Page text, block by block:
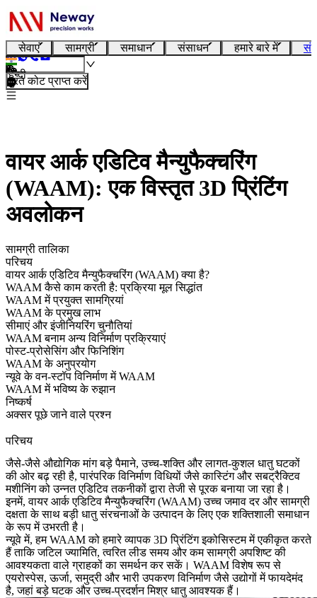
सेवाएं सामग्री समाधान संसाधन हमारे बारे में
हिन्दी
तुरंत कोट प्राप्त करें
वायर आर्क एडिटिव मैन्युफैक्चरिंग
(WAAM): एक विस्तृत 3D प्रिंटिंग
अवलोकन
सामग्री तालिका
परिचय
वायर आर्क एडिटिव मैन्युफैक्चरिंग (WAAM) क्या है?
WAAM कैसे काम करती है: प्रक्रिया मूल सिद्धांत
WAAM में प्रयुक्त सामग्रियां
WAAM के प्रमुख लाभ
सीमाएं और इंजीनियरिंग चुनौतियां
WAAM बनाम अन्य विनिर्माण प्रक्रियाएं
पोस्ट-प्रोसेसिंग और फिनिशिंग
WAAM के अनुप्रयोग
न्यूवे के वन-स्टॉप विनिर्माण में WAAM
WAAM में भविष्य के रुझान
निष्कर्ष
अक्सर पूछे जाने वाले प्रश्न
परिचय
जैसे-जैसे औद्योगिक मांग बड़े पैमाने, उच्च-शक्ति और लागत-कुशल धातु घटकों
की ओर बढ़ रही है, पारंपरिक विनिर्माण विधियों जैसे कास्टिंग और सबट्रैक्टिव
मशीनिंग को उन्नत एडिटिव तकनीकों द्वारा तेजी से पूरक बनाया जा रहा है।
इनमें, वायर आर्क एडिटिव मैन्युफैक्चरिंग (WAAM) उच्च जमाव दर और सामग्री
दक्षता के साथ बड़ी धातु संरचनाओं के उत्पादन के लिए एक शक्तिशाली समाधान
के रूप में उभरती है।
न्यूवे में, हम WAAM को हमारे व्यापक3D प्रिंटिंगइकोसिस्टम में एकीकृत करते
हैं ताकि जटिल ज्यामिति, त्वरित लीड समय और कम सामग्री अपशिष्ट की
आवश्यकता वाले ग्राहकों का समर्थन कर सकें। WAAM विशेष रूप से
एयरोस्पेस, ऊर्जा, समुद्री और भारी उपकरण विनिर्माण जैसे उद्योगों में फायदेमंद
है, जहां बड़े घटक और उच्च-प्रदर्शन मिश्र धातु आवश्यक हैं।